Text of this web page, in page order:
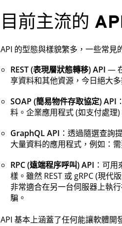
目前主流的
API 的型態與樣貌繁多，一些常見
REST (表現層狀態轉移) API —
享資料和其他資源，今日絕大多
SOAP (簡易物件存取協定) API
料。企業應用程式 (如支付處理
GraphQL API ：透過隨選查詢
大量資料的應用程式，例如：
RPC (遠端程序呼叫) API ：可
樣。雖然 REST 或 gRPC (現代
非常適合在另一台伺服器上執
騙。
API 基本上涵蓋了任何能讓軟體